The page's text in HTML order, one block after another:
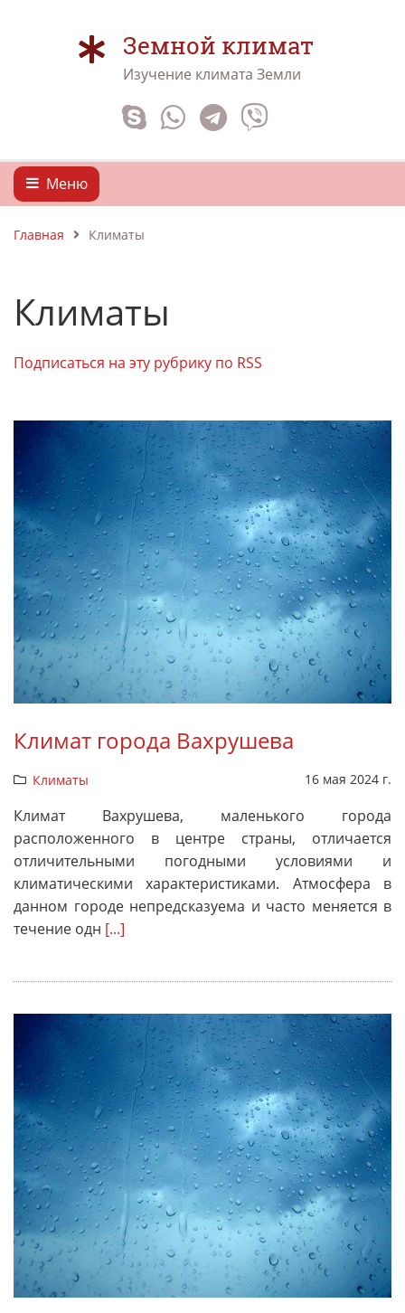
Земной климат
Изучение климата Земли
Меню
Главная Климаты
Климаты
Подписаться на эту рубрику по RSS
Климат города Вахрушева
Климаты 16 мая 2024 г.
Климат Вахрушева, маленького города
расположенного в центре страны, отличается
отличительными погодными условиями и
климатическими характеристиками. Атмосфера в
данном городе непредсказуема и часто меняется в
течение одн [...]